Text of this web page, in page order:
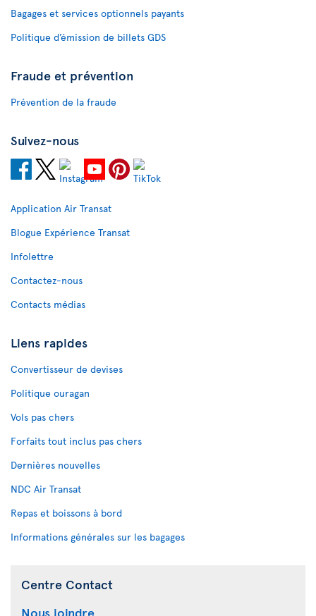
Bagages et services optionnels payants
Politique d’émission de billets GDS
Fraude et prévention
Prévention de la fraude
Suivez-nous
Application Air Transat
Blogue Expérience Transat
Infolettre
Contactez-nous
Contacts médias
Liens rapides
Convertisseur de devises
Politique ouragan
Vols pas chers
Forfaits tout inclus pas chers
Dernières nouvelles
NDC Air Transat
Repas et boissons à bord
Informations générales sur les bagages
Centre Contact
Nous joindre